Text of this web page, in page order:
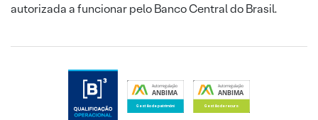
autorizada a funcionar pelo Banco Central do Brasil.